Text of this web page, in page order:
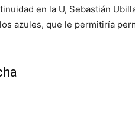
en la U, Sebastián
azules, que le permitiría